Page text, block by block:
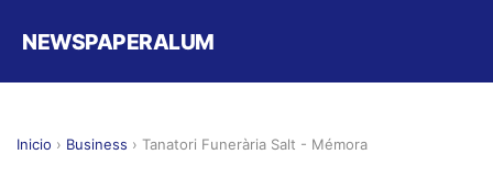
NEWSPAPERALUM
Inicio › Business › Tanatori Funerària Salt - Mémora